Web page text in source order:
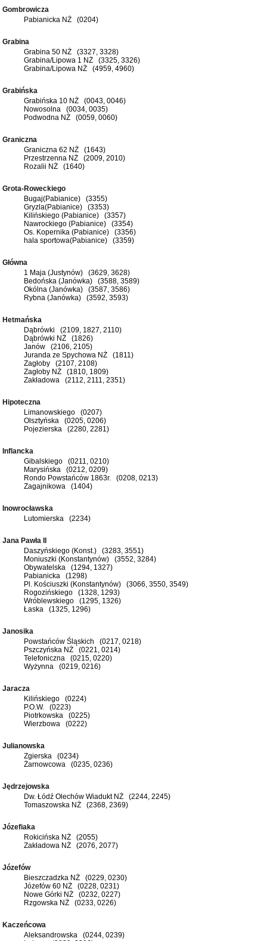
Gombrowicza
Pabianicka NŻ (0204)
Grabina
Grabina 50 NŻ (3327, 3328)
Grabina/Lipowa 1 NŻ (3325, 3326)
Grabina/Lipowa NŻ (4959, 4960)
Grabińska
Grabińska 10 NŻ (0043, 0046)
Nowosolna (0034, 0035)
Podwodna NŻ (0059, 0060)
Graniczna
Graniczna 62 NŻ (1643)
Przestrzenna NŻ (2009, 2010)
Rozalii NŻ (1640)
Grota-Roweckiego
Bugaj(Pabianice) (3355)
Gryzla(Pabianice) (3353)
Kilińskiego (Pabianice) (3357)
Nawrockiego (Pabianice) (3354)
Os. Kopernika (Pabianice) (3356)
hala sportowa(Pabianice) (3359)
Główna
1 Maja (Justynów) (3629, 3628)
Bedońska (Janówka) (3588, 3589)
Okólna (Janówka) (3587, 3586)
Rybna (Janówka) (3592, 3593)
Hetmańska
Dąbrówki (2109, 1827, 2110)
Dąbrówki NŻ (1826)
Janów (2106, 2105)
Juranda ze Spychowa NŻ (1811)
Zagłoby (2107, 2108)
Zagłoby NŻ (1810, 1809)
Zakładowa (2112, 2111, 2351)
Hipoteczna
Limanowskiego (0207)
Olsztyńska (0205, 0206)
Pojezierska (2280, 2281)
Inflancka
Gibalskiego (0211, 0210)
Marysińska (0212, 0209)
Rondo Powstańców 1863r. (0208, 0213)
Zagajnikowa (1404)
Inowrocławska
Lutomierska (2234)
Jana Pawła II
Daszyńskiego (Konst.) (3283, 3551)
Moniuszki (Konstantynów) (3552, 3284)
Obywatelska (1294, 1327)
Pabianicka (1298)
Pl. Kościuszki (Konstantynów) (3066, 3550, 3549)
Rogozińskiego (1328, 1293)
Wróblewskiego (1295, 1326)
Łaska (1325, 1296)
Janosika
Powstańców Śląskich (0217, 0218)
Pszczyńska NŻ (0221, 0214)
Telefoniczna (0215, 0220)
Wyżynna (0219, 0216)
Jaracza
Kilińskiego (0224)
P.O.W. (0223)
Piotrkowska (0225)
Wierzbowa (0222)
Julianowska
Zgierska (0234)
Żarnowcowa (0235, 0236)
Jędrzejowska
Dw. Łódź Olechów Wiadukt NŻ (2244, 2245)
Tomaszowska NŻ (2368, 2369)
Józefiaka
Rokicińska NŻ (2055)
Zakładowa NŻ (2076, 2077)
Józefów
Bieszczadzka NŻ (0229, 0230)
Józefów 60 NŻ (0228, 0231)
Nowe Górki NŻ (0232, 0227)
Rzgowska NŻ (0233, 0226)
Kaczeńcowa
Aleksandrowska (0244, 0239)